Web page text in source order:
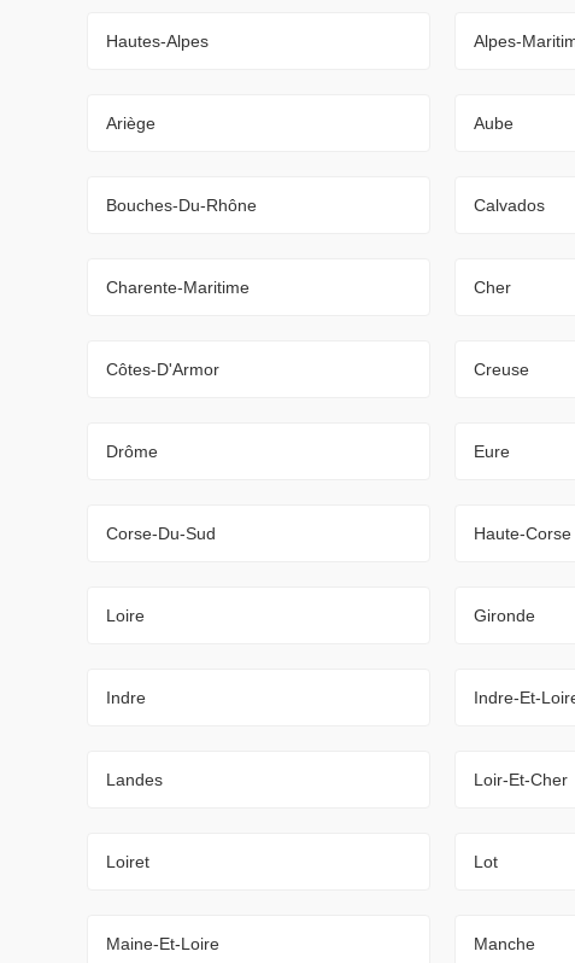
Hautes-Alpes Alpes-
Ariège Aube
Bouches-Du-Rhône Calvados
Charente-Maritime Cher
Côtes-D'Armor Creuse
Drôme Eure
Corse-Du-Sud Haute-Corse
Loire Gironde
Indre Indre-Et-
Landes Loir-Et-Cher
Loiret Lot
Maine-Et-Loire Manche